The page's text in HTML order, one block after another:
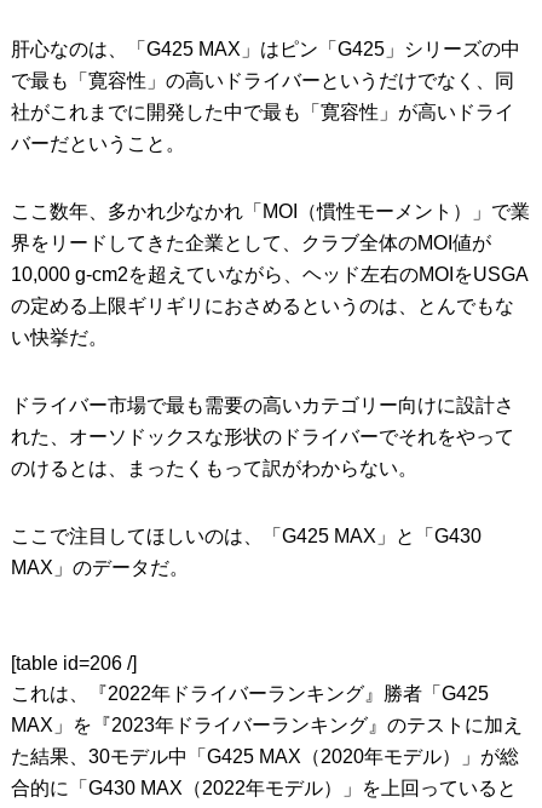
肝心なのは、「G425 MAX」はピン「G425」シリーズの中
で最も「寛容性」の高いドライバーというだけでなく、同
社がこれまでに開発した中で最も「寛容性」が高いドライ
バーだということ。
ここ数年、多かれ少なかれ「MOI（慣性モーメント）」で業
界をリードしてきた企業として、クラブ全体のMOI値が
10,000 g-cm2を超えていながら、ヘッド左右のMOIをUSGA
の定める上限ギリギリにおさめるというのは、とんでもな
い快挙だ。
ドライバー市場で最も需要の高いカテゴリー向けに設計さ
れた、オーソドックスな形状のドライバーでそれをやって
のけるとは、まったくもって訳がわからない。
ここで注目してほしいのは、「G425 MAX」と「G430
MAX」のデータだ。
[table id=206 /]
これは、『2022年ドライバーランキング』勝者「G425
MAX」を『2023年ドライバーランキング』のテストに加え
た結果、30モデル中「G425 MAX（2020年モデル）」が総
合的に「G430 MAX（2022年モデル）」を上回っていると